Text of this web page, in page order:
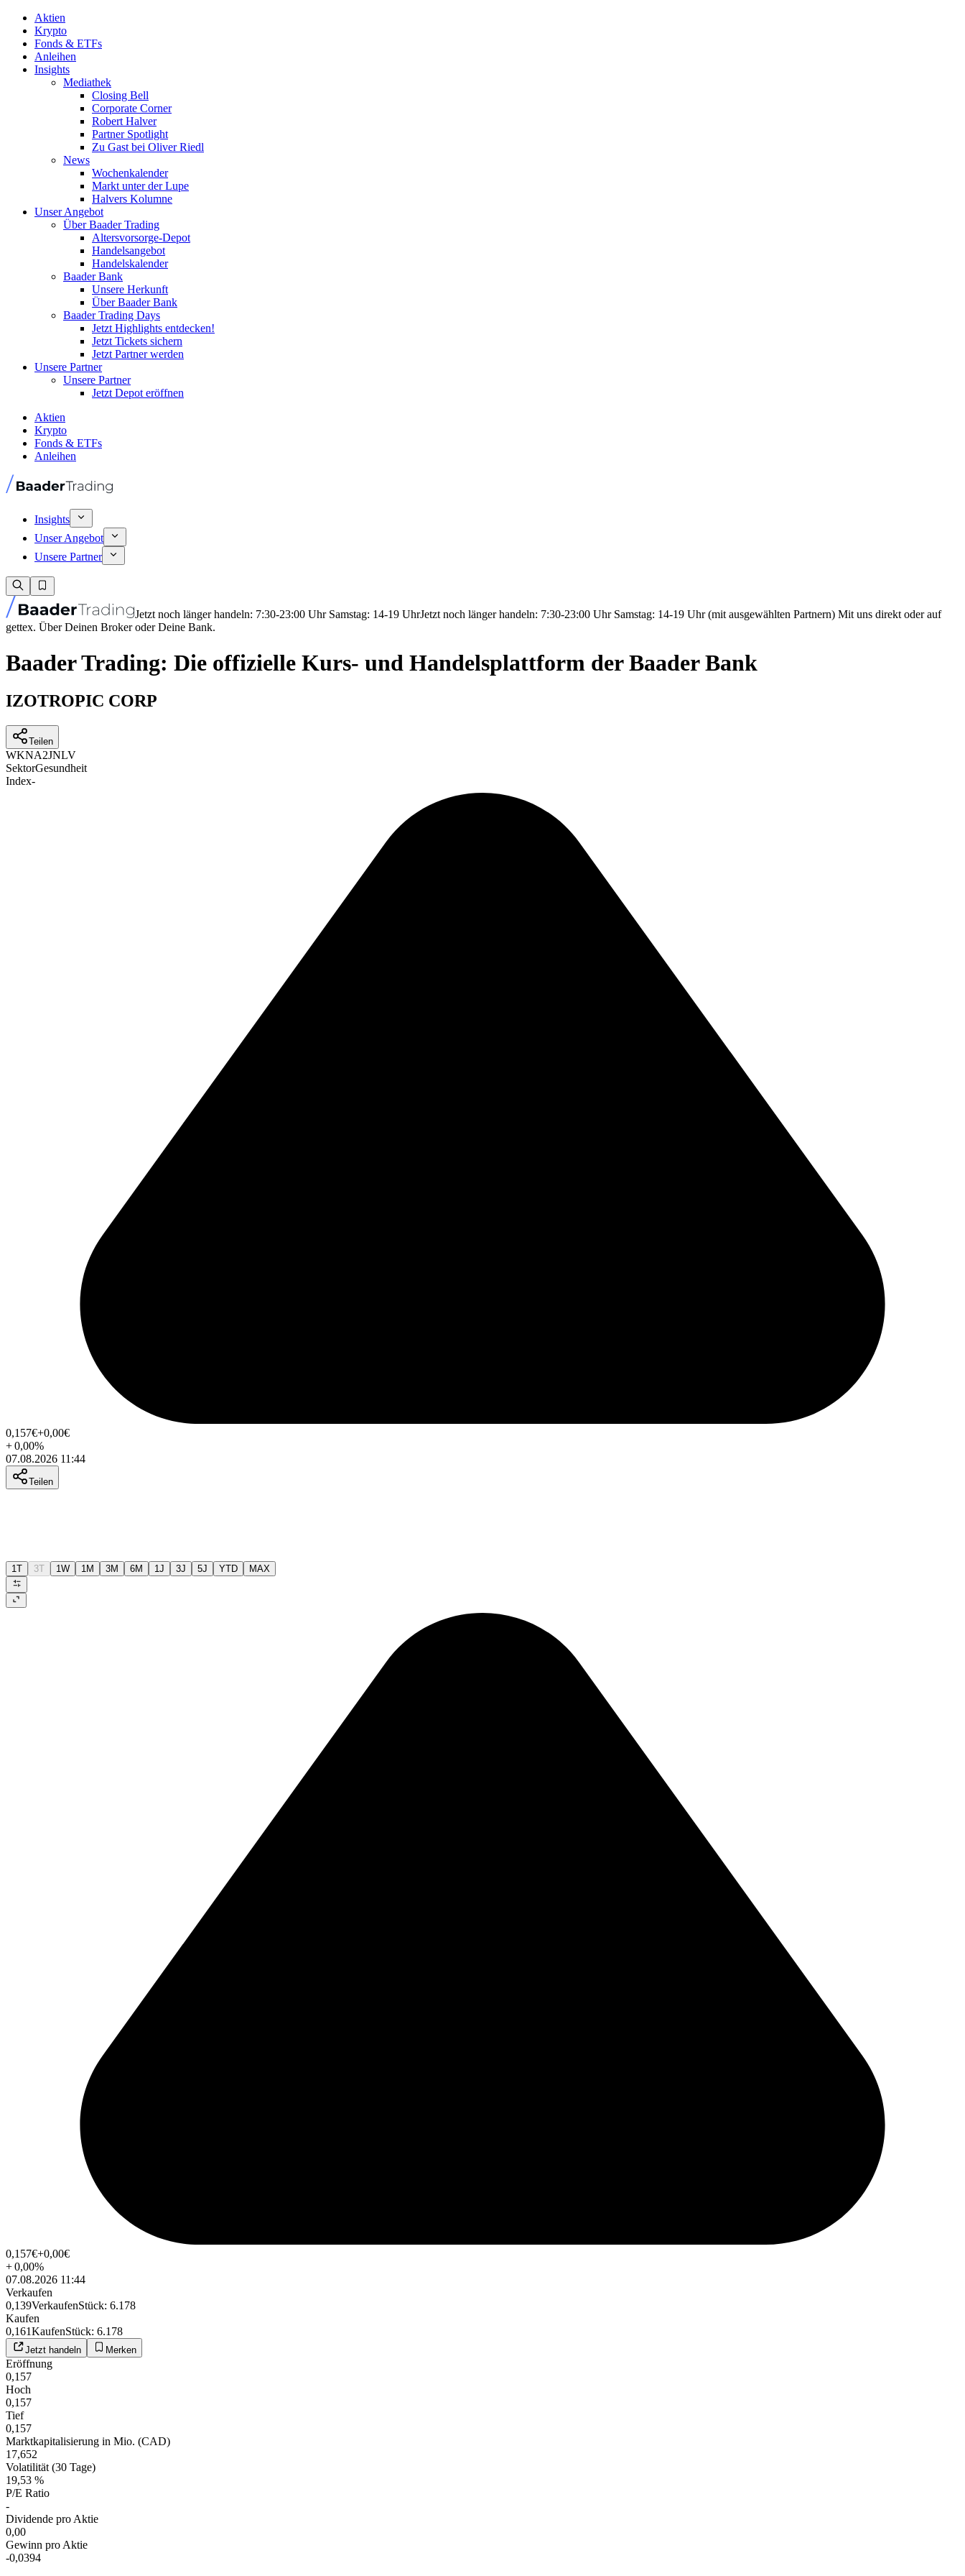
Aktien
Krypto
Fonds & ETFs
Anleihen
Insights
Mediathek
Closing Bell
Corporate Corner
Robert Halver
Partner Spotlight
Zu Gast bei Oliver Riedl
News
Wochenkalender
Markt unter der Lupe
Halvers Kolumne
Unser Angebot
Über Baader Trading
Altersvorsorge-Depot
Handelsangebot
Handelskalender
Baader Bank
Unsere Herkunft
Über Baader Bank
Baader Trading Days
Jetzt Highlights entdecken!
Jetzt Tickets sichern
Jetzt Partner werden
Unsere Partner
Unsere Partner
Jetzt Depot eröffnen
Aktien
Krypto
Fonds & ETFs
Anleihen
Insights
Unser Angebot
Unsere Partner
Jetzt noch länger handeln: 7:30-23:00 Uhr Samstag: 14-19 UhrJetzt noch länger handeln: 7:30-23:00 Uhr Samstag: 14-19 Uhr (mit ausgewählten Partnern) Mit uns direkt oder auf
gettex. Über Deinen Broker oder Deine Bank.
Baader Trading: Die offizielle Kurs- und Handelsplattform der Baader Bank
IZOTROPIC CORP
Teilen
WKNA2JNLV
SektorGesundheit
Index-
0,157€+0,00€
+0,00%
07.08.2026 11:44
Teilen
1T 3T 1W 1M 3M 6M 1J 3J 5J YTD MAX
0,157€+0,00€
+0,00%
07.08.2026 11:44
Verkaufen
0,139VerkaufenStück: 6.178
Kaufen
0,161KaufenStück: 6.178
Jetzt handeln Merken
Eröffnung
0,157
Hoch
0,157
Tief
0,157
Marktkapitalisierung in Mio. (CAD)
17,652
Volatilität (30 Tage)
19,53 %
P/E Ratio
-
Dividende pro Aktie
0,00
Gewinn pro Aktie
-0,0394